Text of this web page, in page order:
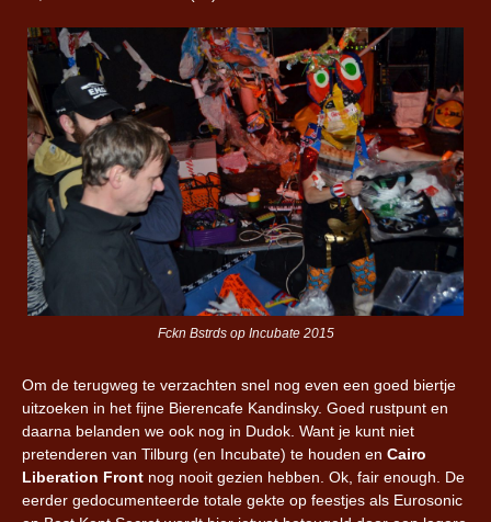
Fckn Bstrds op Incubate 2015
Om de terugweg te verzachten snel nog even een goed biertje
uitzoeken in het fijne Bierencafe Kandinsky. Goed rustpunt en
daarna belanden we ook nog in Dudok. Want je kunt niet
pretenderen van Tilburg (en Incubate) te houden en Cairo
Liberation Front nog nooit gezien hebben. Ok, fair enough. De
eerder gedocumenteerde totale gekte op feestjes als Eurosonic